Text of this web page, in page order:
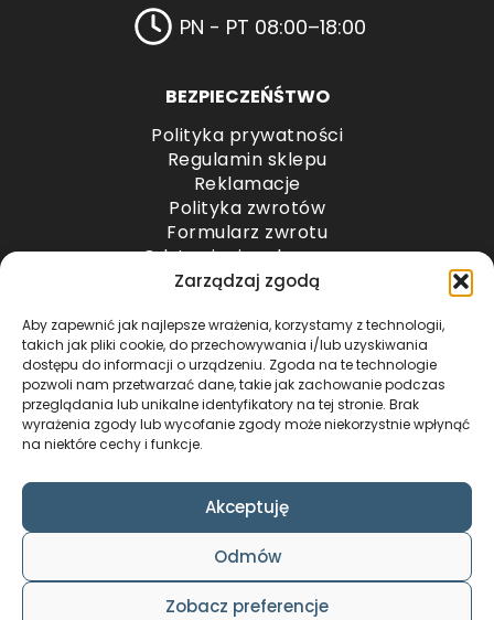
Zarządzaj zgodą
Aby zapewnić jak najlepsze wrażenia, korzystamy z technologii,
takich jak pliki cookie, do przechowywania i/lub uzyskiwania
dostępu do informacji o urządzeniu. Zgoda na te technologie
pozwoli nam przetwarzać dane, takie jak zachowanie podczas
przeglądania lub unikalne identyfikatory na tej stronie. Brak
wyrażenia zgody lub wycofanie zgody może niekorzystnie wpłynąć
na niektóre cechy i funkcje.
Akceptuję
Odmów
Zobacz preferencje
PN - PT 08:00–18:00
BEZPIECZEŃŚTWO
Polityka prywatności
Regulamin sklepu
Reklamacje
Polityka zwrotów
Formularz zwrotu
Odstąpienie od umowy
Odstąpienie od umowy – przesyłki paletowe
METODY PŁATNOŚCI
COPYRIGHT © 2024 by ADWENTO ŁUKASZ
WIECZOREK / ALL RIGHTS RESERVED
DESIGN & CODE BY
FOXSTUDIO